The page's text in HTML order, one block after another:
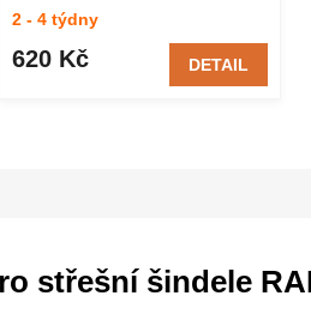
2 - 4 týdny
620 Kč DETAIL
střešní šindele